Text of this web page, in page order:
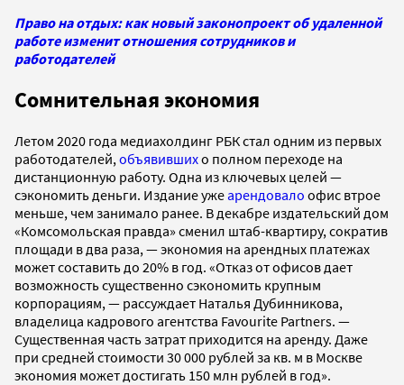
Право на отдых: как новый законопроект об удаленной
работе изменит отношения сотрудников и
работодателей
Сомнительная экономия
Летом 2020 года медиахолдинг РБК стал одним из первых
работодателей, объявившихо полном переходе на
дистанционную работу. Одна из ключевых целей —
сэкономить деньги. Издание ужеарендовало офис втрое
меньше, чем занимало ранее. В декабре издательский дом
«Комсомольская правда» сменил штаб-квартиру, сократив
площади в два раза, — экономия на арендных платежах
может составить до 20% в год. «Отказ от офисов дает
возможность существенно сэкономить крупным
корпорациям, — рассуждает Наталья Дубинникова,
владелица кадрового агентства Favourite Partners. —
Существенная часть затрат приходится на аренду. Даже
при средней стоимости 30 000 рублей за кв. м в Москве
экономия может достигать 150 млн рублей в год».